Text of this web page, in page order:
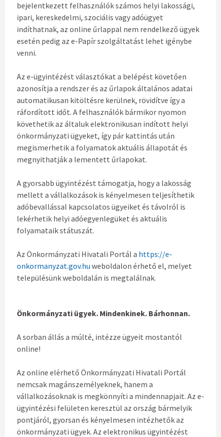
bejelentkezett felhasználók számos helyi lakossági,
ipari, kereskedelmi, szociális vagy adóügyet
indíthatnak, az online űrlappal nem rendelkező ügyek
esetén pedig az e-Papír szolgáltatást lehet igénybe
venni.
Az e-ügyintézést választókat a belépést követően
azonosítja a rendszer és az űrlapok általános adatai
automatikusan kitöltésre kerülnek, rövidítve így a
ráfordított időt. A felhasználók bármikor nyomon
követhetik az általuk elektronikusan indított helyi
önkormányzati ügyeket, így pár kattintás után
megismerhetik a folyamatok aktuális állapotát és
megnyithatják a lementett űrlapokat.
A gyorsabb ügyintézést támogatja, hogy a lakosság
mellett a vállalkozások is kényelmesen teljesíthetik
adóbevallással kapcsolatos ügyeiket és távolról is
lekérhetik helyi adóegyenlegüket és aktuális
folyamataik státuszát.
Az Önkormányzati Hivatali Portál a https://e-
onkormanyzat.gov.hu weboldalon érhető el, melyet
településünk weboldalán is megtalálnak.
Önkormányzati ügyek. Mindenkinek. Bárhonnan.
A sorban állás a múlté, intézze ügyeit mostantól
online!
Az online elérhető Önkormányzati Hivatali Portál
nemcsak magánszemélyeknek, hanem a
vállalkozásoknak is megkönnyíti a mindennapjait. Az e-
ügyintézési felületen keresztül az ország bármelyik
pontjáról, gyorsan és kényelmesen intézhetők az
önkormányzati ügyek. Az elektronikus ügyintézést